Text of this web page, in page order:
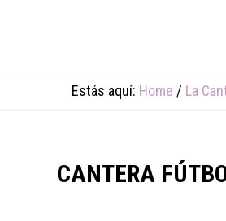
Estás aquí: Home / La
CANTERA